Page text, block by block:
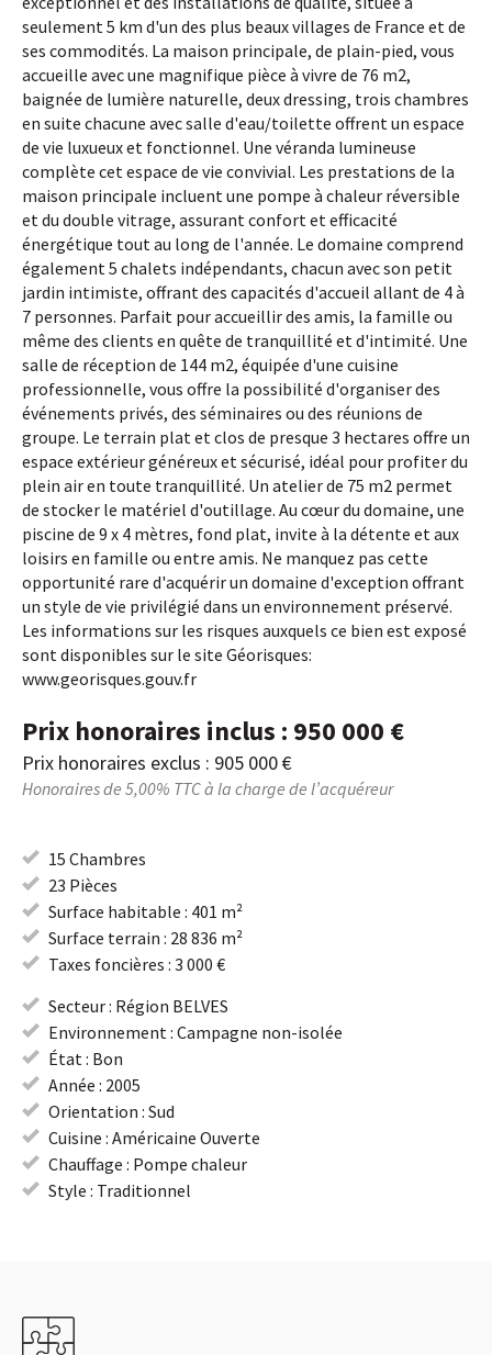
seulement 5 km d'un des plus beaux villages de France et de
ses commodités. La maison principale, de plain-pied, vous
accueille avec une magnifique pièce à vivre de 76 m2,
baignée de lumière naturelle, deux dressing, trois chambres
en suite chacune avec salle d'eau/toilette offrent un espace
de vie luxueux et fonctionnel. Une véranda lumineuse
complète cet espace de vie convivial. Les prestations de la
maison principale incluent une pompe à chaleur réversible
et du double vitrage, assurant confort et efficacité
énergétique tout au long de l'année. Le domaine comprend
également 5 chalets indépendants, chacun avec son petit
jardin intimiste, offrant des capacités d'accueil allant de 4 à
7 personnes. Parfait pour accueillir des amis, la famille ou
même des clients en quête de tranquillité et d'intimité. Une
salle de réception de 144 m2, équipée d'une cuisine
professionnelle, vous offre la possibilité d'organiser des
événements privés, des séminaires ou des réunions de
groupe. Le terrain plat et clos de presque 3 hectares offre un
espace extérieur généreux et sécurisé, idéal pour profiter du
plein air en toute tranquillité. Un atelier de 75 m2 permet
de stocker le matériel d'outillage. Au cœur du domaine, une
piscine de 9 x 4 mètres, fond plat, invite à la détente et aux
loisirs en famille ou entre amis. Ne manquez pas cette
opportunité rare d'acquérir un domaine d'exception offrant
un style de vie privilégié dans un environnement préservé.
Les informations sur les risques auxquels ce bien est exposé
sont disponibles sur le site Géorisques:
www.georisques.gouv.fr
Prix honoraires inclus : 950 000 €
Prix honoraires exclus : 905 000 €
Honoraires de 5,00% TTC à la charge de l’acquéreur
15 Chambres
23 Pièces
Surface habitable : 401 m²
Surface terrain : 28 836 m²
Taxes foncières : 3 000 €
Secteur : Région BELVES
Environnement : Campagne non-isolée
État : Bon
Année : 2005
Orientation : Sud
Cuisine : Américaine Ouverte
Chauffage : Pompe chaleur
Style : Traditionnel